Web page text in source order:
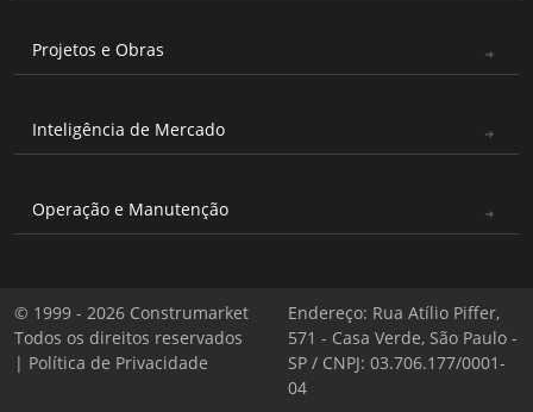
Projetos e Obras
Inteligência de Mercado
Operação e Manutenção
© 1999 - 2026 Construmarket
Todos os direitos reservados
| Política de Privacidade
Endereço: Rua Atílio Piffer,
571 - Casa Verde, São Paulo -
SP / CNPJ: 03.706.177/0001-
04